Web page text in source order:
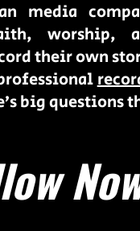
media
worship,
their own
big questions